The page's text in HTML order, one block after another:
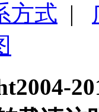
方式 |